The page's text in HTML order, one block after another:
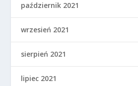
październik 2021
wrzesień 2021
sierpień 2021
lipiec 2021